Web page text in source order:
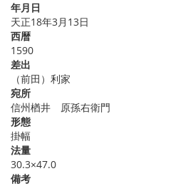
年月日
天正18年3月13日
西暦
1590
差出
（前田）利家
宛所
信州楢井 原孫右衛門
形態
掛幅
法量
30.3×47.0
備考